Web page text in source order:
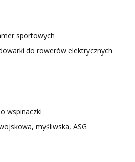
sportowych
do rowerów elektrycznych
wspinaczki
myśliwska, ASG